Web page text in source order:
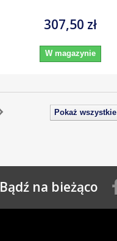
307,50 zł
W magazynie
Pokaż wszystkie
Bądź na bieżąco